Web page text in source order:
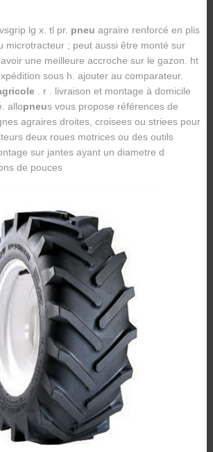
lg x. tl pr. pneu agraire renforcé en plis
microtracteur ; peut aussi être monté sur
une meilleure accroche sur le gazon. ht
sous h. ajouter au comparateur.
. r . livraison et montage à domicile
allopneus vous propose références de
agraires droites, croisees ou striees pour
deux roues motrices ou des outils
sur jantes ayant un diametre d
de pouces